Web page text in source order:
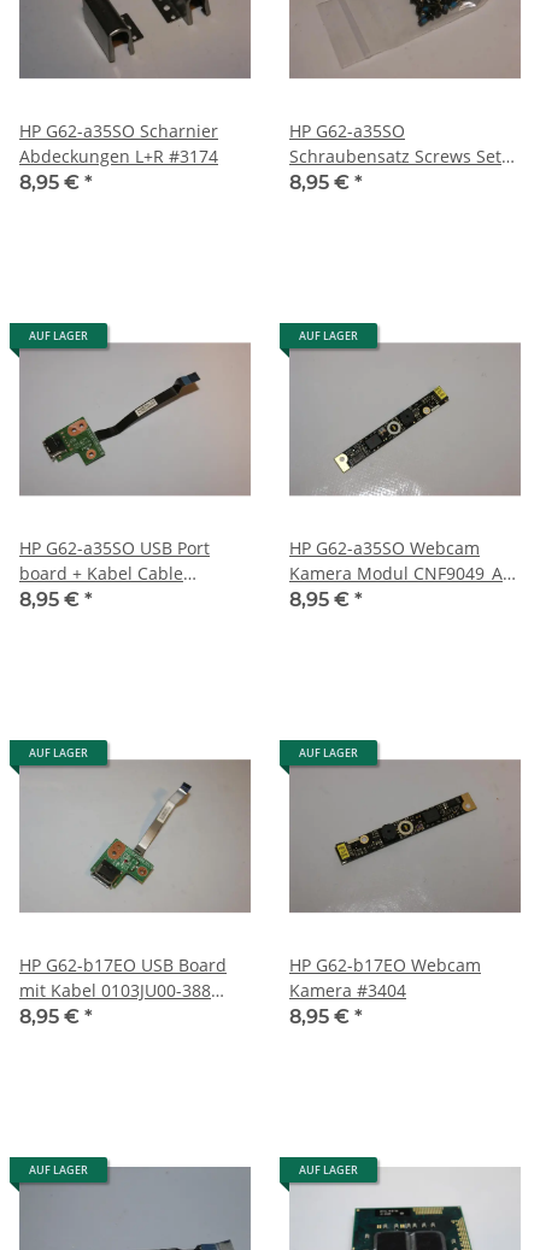
HP G62-a35SO Scharnier
Abdeckungen L+R #3174
8,95 € *
HP G62-a35SO
Schraubensatz Screws Set
#3174
8,95 € *
AUF LAGER
HP G62-a35SO USB Port
board + Kabel Cable
01013JS00-388 #3174
8,95 € *
AUF LAGER
HP G62-a35SO Webcam
Kamera Modul CNF9049_A3
#3174
8,95 € *
AUF LAGER
HP G62-b17EO USB Board
mit Kabel 0103JU00-388
#3404
8,95 € *
AUF LAGER
HP G62-b17EO Webcam
Kamera #3404
8,95 € *
AUF LAGER AUF LAGER